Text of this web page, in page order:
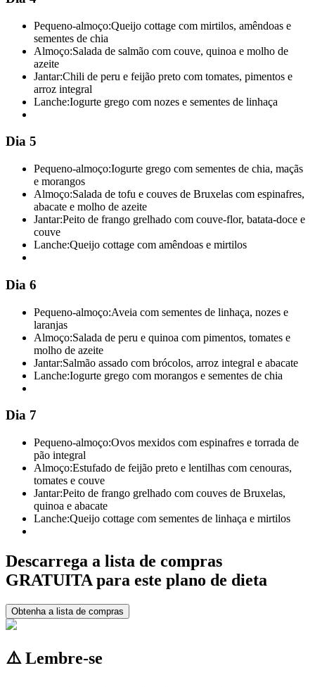
Pequeno-almoço:Queijo cottage com mirtilos, amêndoas e
sementes de chia
Almoço:Salada de salmão com couve, quinoa e molho de
azeite
Jantar:Chili de peru e feijão preto com tomates, pimentos e
arroz integral
Lanche:Iogurte grego com nozes e sementes de linhaça
Dia 5
Pequeno-almoço:Iogurte grego com sementes de chia, maçãs
e morangos
Almoço:Salada de tofu e couves de Bruxelas com espinafres,
abacate e molho de azeite
Jantar:Peito de frango grelhado com couve-flor, batata-doce e
couve
Lanche:Queijo cottage com amêndoas e mirtilos
Dia 6
Pequeno-almoço:Aveia com sementes de linhaça, nozes e
laranjas
Almoço:Salada de peru e quinoa com pimentos, tomates e
molho de azeite
Jantar:Salmão assado com brócolos, arroz integral e abacate
Lanche:Iogurte grego com morangos e sementes de chia
Dia 7
Pequeno-almoço:Ovos mexidos com espinafres e torrada de
pão integral
Almoço:Estufado de feijão preto e lentilhas com cenouras,
tomates e couve
Jantar:Peito de frango grelhado com couves de Bruxelas,
quinoa e abacate
Lanche:Queijo cottage com sementes de linhaça e mirtilos
Descarrega a lista de compras
GRATUITA para este plano de dieta
Obtenha a lista de compras
⚠️ Lembre-se